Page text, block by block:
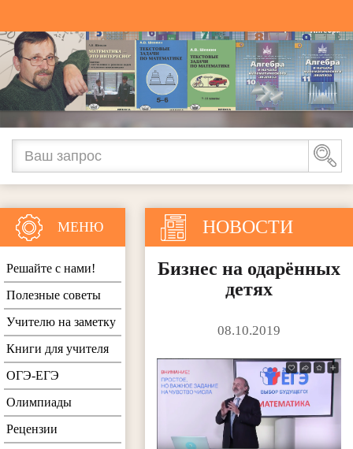
НОВОСТИ
Бизнес на одарённых
детях
08.10.2019
МЕНЮ
Решайте с нами!
Полезные советы
Учителю на заметку
Книги для учителя
ОГЭ-ЕГЭ
Олимпиады
Рецензии